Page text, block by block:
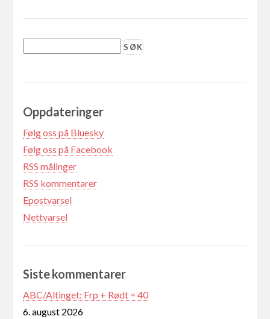
Oppdateringer
Følg oss på Bluesky
Følg oss på Facebook
RSS målinger
RSS kommentarer
Epostvarsel
Nettvarsel
Siste kommentarer
ABC/Altinget: Frp + Rødt = 40
6. august 2026